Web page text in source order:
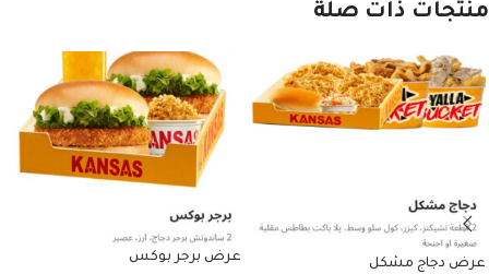
منتجات ذات صلة
عرض دجاج مشكل عرض برجر بوكس